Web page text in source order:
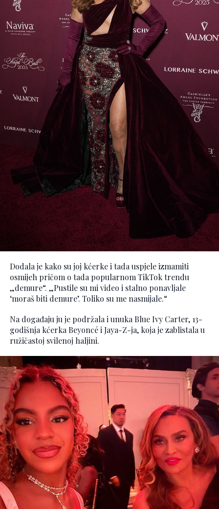
Dodala je kako su joj kćerke i tada uspjele izmamiti
osmijeh pričom o tada popularnom TikTok trendu
„demure“. „Pustile su mi video i stalno ponavljale
‘moraš biti demure’. Toliko su me nasmijale.“
Na događaju ju je podržala i unuka Blue Ivy Carter, 13-
godišnja kćerka Beyoncé i Jaya-Z-ja, koja je zablistala u
ružičastoj svilenoj haljini.